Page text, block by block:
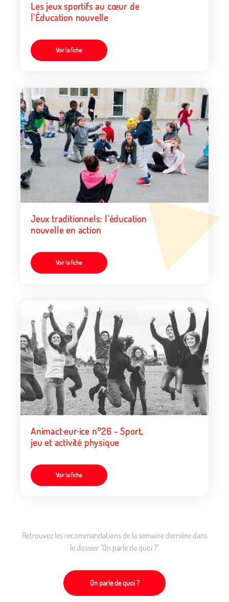
Les jeux sportifs au cœur de
l'Éducation nouvelle
Voir la fiche
Jeux traditionnels: l’éducation
nouvelle en action
Voir la fiche
Animact·eur·ice n°26 - Sport,
jeu et activité physique
Voir la fiche
Retrouvez les recommandations de la semaine dernière dans
le dossier "On parle de quoi ?"
On parle de quoi ?